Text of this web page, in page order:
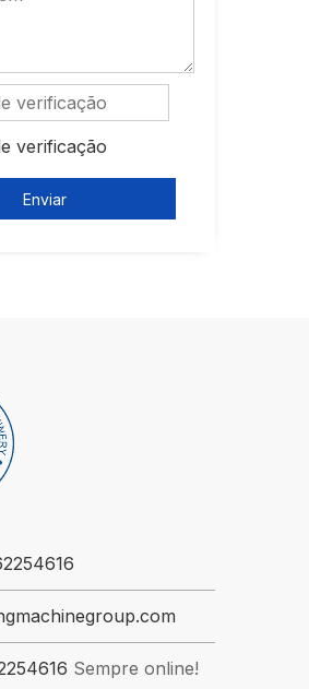
Enviar
Sempre online!